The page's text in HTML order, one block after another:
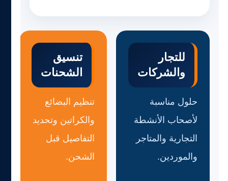
للتجار
والشركات
حلول مناسبة
لأصحاب الأنشطة
التجارية والمتاجر
والموردين.
تنسيق
الشحنات
تنظيم البضائع
والكراتين وتحديد
التفاصيل قبل
الشحن.